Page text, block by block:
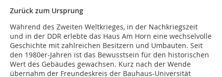
Zurück zum Ursprung
Während des Zweiten Weltkrieges, in der Nachkriegszeit
und in der DDR erlebte das Haus Am Horn eine wechselvolle
Geschichte mit zahlreichen Besitzern und Umbauten. Seit
den 1980er-Jahren ist das Bewusstsein für den historischen
Wert des Gebäudes gewachsen. Kurz nach der Wende
übernahm der Freundeskreis der Bauhaus-Universität